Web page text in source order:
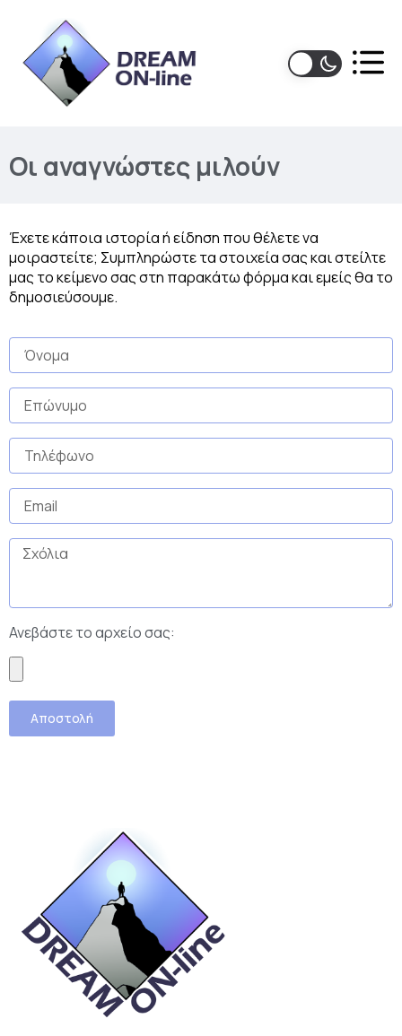
Οι αναγνώστες μιλούν
Έχετε κάποια ιστορία ή είδηση που θέλετε να
μοιραστείτε; Συμπληρώστε τα στοιχεία σας και στείλτε
μας το κείμενο σας στη παρακάτω φόρμα και εμείς θα το
δημοσιεύσουμε.
Ανεβάστε το αρχείο σας:
Αποστολή